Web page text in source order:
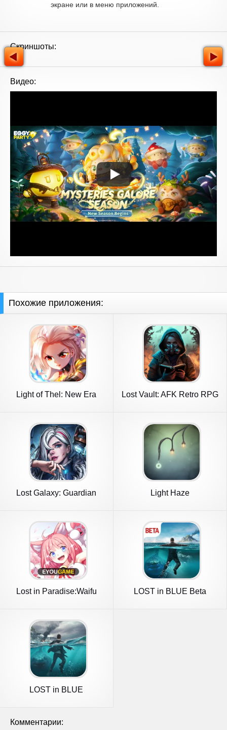
экране или в меню приложений.
Скриншоты:
Видео:
Похожие приложения:
Light of Thel: New Era Lost Vault: AFK Retro RPG
Lost Galaxy: Guardian Light Haze
Lost in Paradise:Waifu
LOST in BLUE Beta
LOST in BLUE
Комментарии: